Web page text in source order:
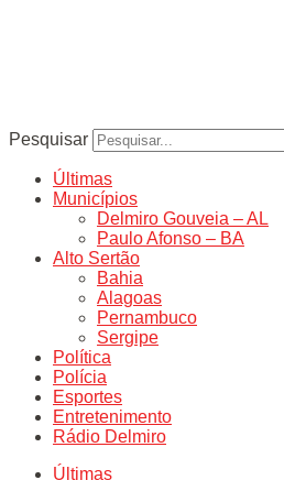
Pesquisar
Últimas
Municípios
Delmiro Gouveia – AL
Paulo Afonso – BA
Alto Sertão
Bahia
Alagoas
Pernambuco
Sergipe
Política
Polícia
Esportes
Entretenimento
Rádio Delmiro
Últimas